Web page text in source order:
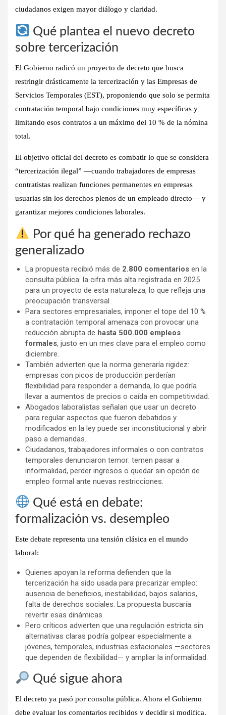
ciudadanos exigen mayor diálogo y claridad.
Qué plantea el nuevo decreto
sobre tercerización
El Gobierno radicó un proyecto de decreto que busca
restringir drásticamente la tercerización y las Empresas de
Servicios Temporales (EST), proponiendo que solo se permita
contratación temporal bajo condiciones muy específicas y
limitando esos contratos a un máximo del 10 % de la nómina
total.
El objetivo oficial del decreto es combatir lo que se considera
“tercerización ilegal” —cuando trabajadores de empresas
contratistas realizan funciones permanentes en empresas
usuarias sin los derechos plenos de un empleado directo— y
garantizar mejores condiciones laborales.
Por qué ha generado rechazo
generalizado
La propuesta recibió más de 2.800 comentarios en la
consulta pública: la cifra más alta registrada en 2025
para un proyecto de esta naturaleza, lo que refleja una
preocupación transversal.
Para sectores empresariales, imponer el tope del 10 %
a contratación temporal amenaza con provocar una
reducción abrupta de hasta 500.000 empleos
formales, justo en un mes clave para el empleo como
diciembre.
También advierten que la norma generaría rigidez:
empresas con picos de producción perderían
flexibilidad para responder a demanda, lo que podría
llevar a aumentos de precios o caída en competitividad.
Abogados laboralistas señalan que usar un decreto
para regular aspectos que fueron debatidos y
modificados en la ley puede ser inconstitucional y abrir
paso a demandas.
Ciudadanos, trabajadores informales o con contratos
temporales denunciaron temor: temen pasar a
informalidad, perder ingresos o quedar sin opción de
empleo formal ante nuevas restricciones.
Qué está en debate:
formalización vs. desempleo
Este debate representa una tensión clásica en el mundo
laboral:
Quienes apoyan la reforma defienden que la
tercerización ha sido usada para precarizar empleo:
ausencia de beneficios, inestabilidad, bajos salarios,
falta de derechos sociales. La propuesta buscaría
revertir esas dinámicas.
Pero críticos advierten que una regulación estricta sin
alternativas claras podría golpear especialmente a
jóvenes, temporales, industrias estacionales —sectores
que dependen de flexibilidad— y ampliar la informalidad.
Qué sigue ahora
El decreto ya pasó por consulta pública. Ahora el Gobierno
debe evaluar los comentarios recibidos y decidir si modifica,